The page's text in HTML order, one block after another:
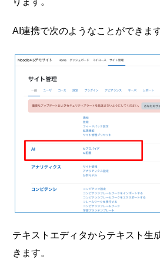
AI連携で次のようなことができます
テキストエディタからテキスト生
きます。